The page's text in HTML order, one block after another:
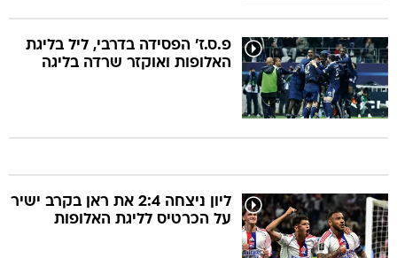
פ.ס.ז' הפסידה בדרבי, ליל בליגת
האלופות ואוקזר שרדה בליגה
ליון ניצחה 2:4 את ראן בקרב ישיר
על הכרטיס לליגת האלופות